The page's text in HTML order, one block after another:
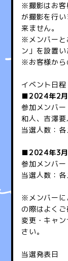
※撮影はお客
が撮影を行
来ません。
※メンバーと
ン」を設置い
※お客様から
イベント日程
■2024年2月
参加メンバ
和人、吉澤要
当選人数：
■2024年3月
参加メンバ
当選人数：
※メンバーに
の際はよく
変更・キャ
さい。
当選発表日